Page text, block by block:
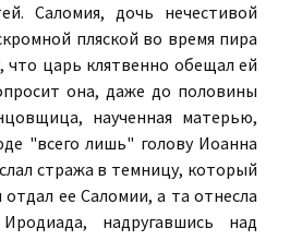
Саломия, дочь нечестивой
пляской во время пира
что царь клятвенно обещал ей
она, даже до половины
наученная матерью,
"всего лишь" голову Иоанна
стража в темницу, который
отдал ее Саломии, а та отнесла
надругавшись над